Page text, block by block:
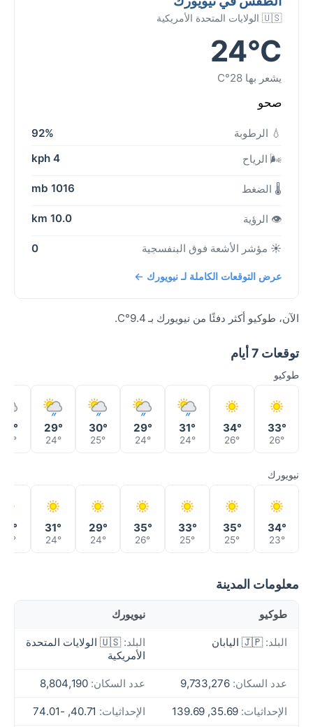
🇺🇸 الولايات المتحدة الأمريكية
24°C
يشعر بها 28°C
صحو
💧 الرطوبة
92%
🌬️ الرياح
4 kph
🌡️ الضغط 1016 mb
👁️ الرؤية 10.0 km
☀️ مؤشر الأشعة فوق البنفسجية 0
عرض التوقعات الكاملة لـ نيويورك ←
الآن، طوكيو أكثر دفئًا من نيويورك بـ 9.4°C.
توقعات 7 أيام
طوكيو
33°
26°
34°
26°
31°
24°
29°
24°
30°
25°
29°
24°
24°
نيويورك
34°
23°
35°
25°
33°
25°
35°
26°
29°
24°
31°
24°
27°
22°
معلومات المدينة
طوكيو نيويورك
البلد: 🇯🇵 اليابان البلد:
🇺🇸 الولايات المتحدة
الأمريكية
عدد السكان: عدد السكان:
الإحداثيات: الإحداثيات: